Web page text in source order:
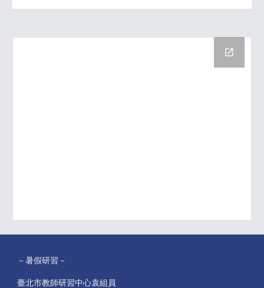
－暑假研習－
臺北市教師研習中心袁組員